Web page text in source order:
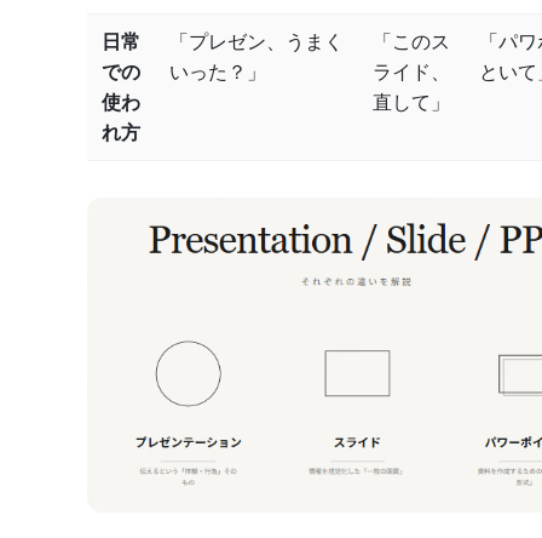
日常
での
使わ
れ方
「プレゼン、うまく
いった？」
「このス
ライド、
直して」
「パ
といて